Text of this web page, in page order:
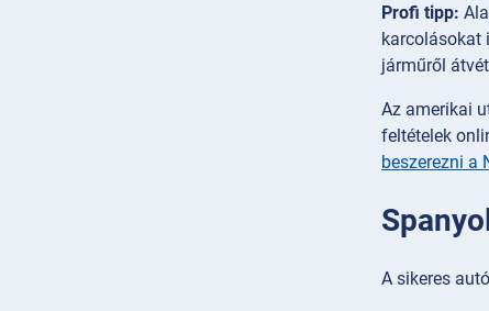
Profi tipp:
karcolásokat
járműről
Az amerikai
feltételek
beszerezni a
A sikeres